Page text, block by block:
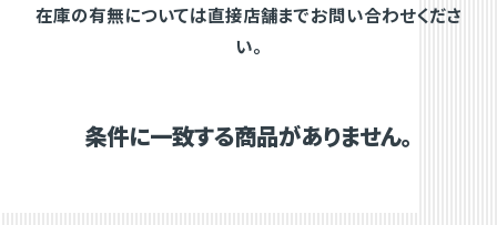
在庫の有無については直接店舗までお問い合わせくださ
い。
条件に一致する商品がありません。